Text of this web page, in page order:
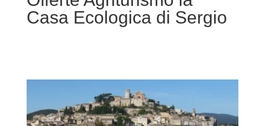
Casa Ecologica di Sergio